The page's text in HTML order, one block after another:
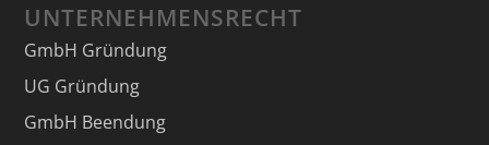
UNTERNEHMENSRECHT
GmbH Gründung
UG Gründung
GmbH Beendung